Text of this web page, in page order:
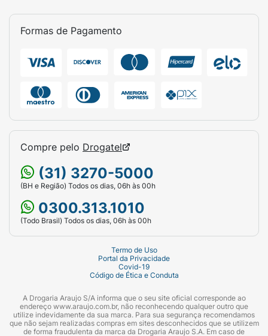
Formas de Pagamento
Compre pelo Drogatel
(31) 3270-5000
(BH e Região) Todos os dias, 06h às 00h
0300.313.1010
(Todo Brasil) Todos os dias, 06h às 00h
Termo de Uso
Portal da Privacidade
Covid-19
Código de Ética e Conduta
A Drogaria Araujo S/A informa que o seu site oficial corresponde ao
endereço www.araujo.com.br, não reconhecendo qualquer outro que
utilize indevidamente da sua marca. Para sua segurança recomendamos
que não sejam realizadas compras em sites desconhecidos que se utilizem
de forma fraudulenta da marca da Drogaria Araujo S.A. Em caso de